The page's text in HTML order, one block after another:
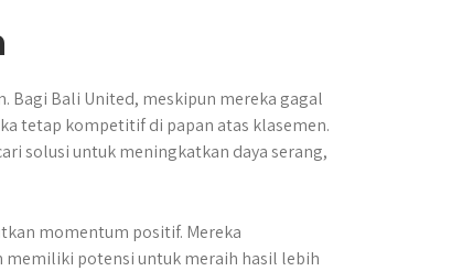
Bagi Bali United, meskipun mereka gagal
tetap kompetitif di papan atas klasemen.
solusi untuk meningkatkan daya serang,
momentum positif. Mereka
memiliki potensi untuk meraih hasil lebih